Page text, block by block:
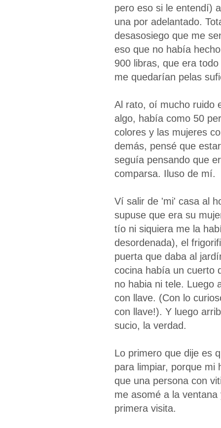
pero eso si le entendí)
una por adelantado.
desasosiego que me
eso que no había
900 libras, que era
me quedarían pelas
Al rato, oí mucho ruido
algo, había como 50
colores y las mujeres
demás, pensé que
seguía pensando que
comparsa. Iluso de mí.
Ví salir de 'mi' casa al
supuse que era su
tío ni siquiera me la
desordenada), el
puerta que daba al
cocina había un cuerto
no habia ni tele. Luego
con llave. (Con lo
con llave!). Y luego
sucio, la verdad.
Lo primero que dije es
para limpiar, porque mi
que una persona con
me asomé a la
primera visita.